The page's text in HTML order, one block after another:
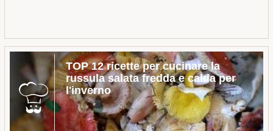
TOP 12 ricette per cucinare la
russula salata fredda e calda per
l'inverno